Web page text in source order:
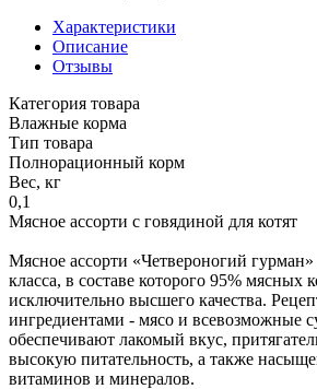
Характеристики
Описание
Отзывы
Категория товара
Влажные корма
Тип товара
Полнорационный корм
Вес, кг
0,1
Мясное ассорти с говядиной для котят
Мясное ассорти «Четвероногий
класса, в составе которого 95% мясных
исключительно высшего качества.
ингредиентами - мясо и всевозможные
обеспечивают лакомый вкус,
высокую питательность, а также
витаминов и минералов.